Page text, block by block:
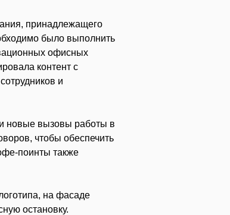
принадлежащего
было выполнить
офисных
контент с
и
новые вызовы работы в
чтобы обеспечить
поинты также
на фасаде
остановку.